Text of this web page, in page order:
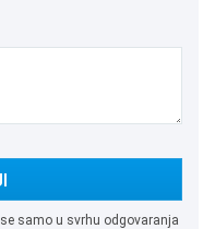
samo u svrhu odgovaranja